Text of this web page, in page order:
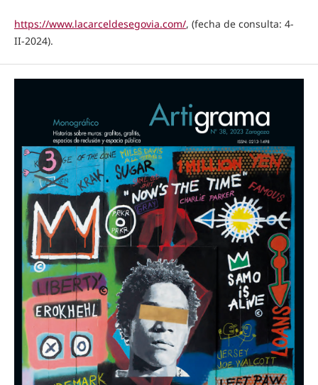
https://www.lacarceldesegovia.com/, (fecha de consulta: 4-
II-2024).